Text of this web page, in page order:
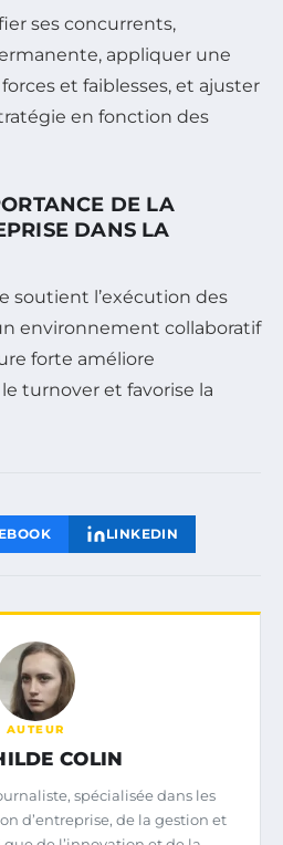
ses concurrents,
appliquer une
et faiblesses, et ajuster
en fonction des
DE LA
DANS LA
soutient l’exécution des
environnement collaboratif
forte améliore
turnover et favorise la
LINKEDIN
AUTEUR
COLIN
spécialisée dans les
d’entreprise, de la gestion et